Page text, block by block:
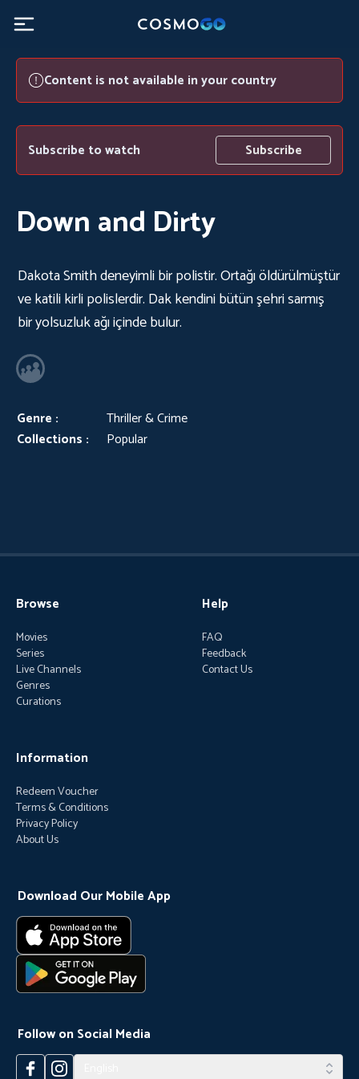
Content is not available in your country
Subscribe to watch Subscribe
Down and Dirty
Dakota Smith deneyimli bir polistir. Ortağı öldürülmüştür
ve katili kirli polislerdir. Dak kendini bütün şehri sarmış
bir yolsuzluk ağı içinde bulur.
Genre :
Thriller & Crime
Collections :
Popular
Browse
Movies
Series
Live Channels
Genres
Curations
Help
FAQ
Feedback
Contact Us
Information
Redeem Voucher
Terms & Conditions
Privacy Policy
About Us
Download Our Mobile App
Follow on Social Media